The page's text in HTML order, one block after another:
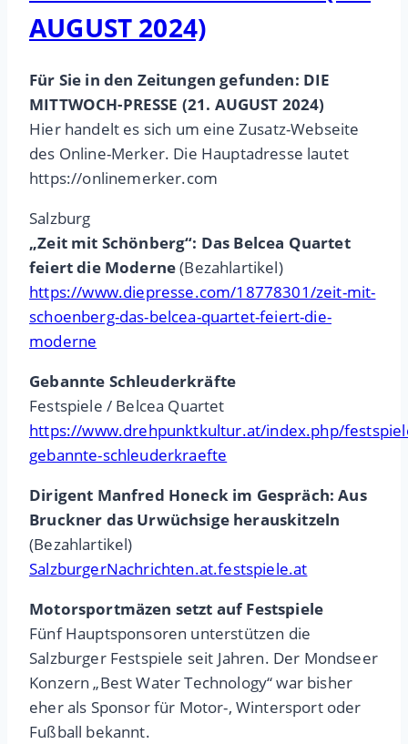
AUGUST 2024)
Für Sie in den Zeitungen gefunden: DIE
MITTWOCH-PRESSE (21. AUGUST 2024)
Hier handelt es sich um eine Zusatz-Webseite
des Online-Merker. Die Hauptadresse lautet
https://onlinemerker.com
Salzburg
„Zeit mit Schönberg“: Das Belcea Quartet
feiert die Moderne(Bezahlartikel)
https://www.diepresse.com/18778301/zeit-mit-
schoenberg-das-belcea-quartet-feiert-die-
moderne
Gebannte Schleuderkräfte
Festspiele / Belcea Quartet
https://www.drehpunktkultur.at/index.php/
gebannte-schleuderkraefte
Dirigent Manfred Honeck im Gespräch: Aus
Bruckner das Urwüchsige herauskitzeln
(Bezahlartikel)
SalzburgerNachrichten.at.festspiele.at
Motorsportmäzen setzt auf Festspiele
Fünf Hauptsponsoren unterstützen die
Salzburger Festspiele seit Jahren. Der Mondseer
Konzern „Best Water Technology“ war bisher
eher als Sponsor für Motor-, Wintersport oder
Fußball bekannt.